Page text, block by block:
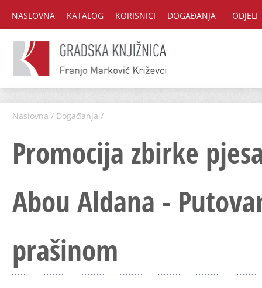
NASLOVNA KATALOG KORISNICI DOGAĐANJA ODJELI
Naslovna / Događanja /
Promocija zbirke
Abou Aldana -
prašinom